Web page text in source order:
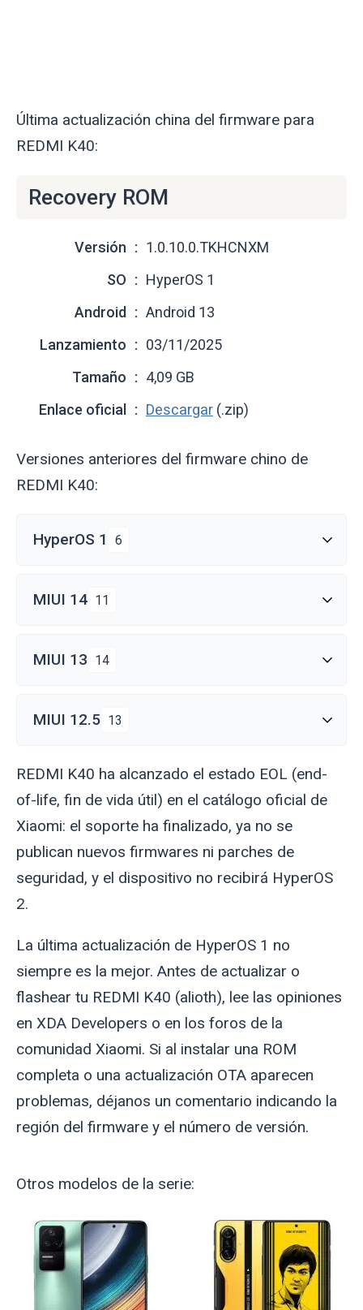
Última actualización china del firmware para
REDMI K40:
Recovery ROM
Versión
1.0.10.0.TKHCNXM
SO
HyperOS 1
Android
Android 13
Lanzamiento
03/11/2025
Tamaño
4,09 GB
Enlace oficial
Descargar (.zip)
Versiones anteriores del firmware chino de
REDMI K40:
HyperOS 1 6
MIUI 14 11
MIUI 13 14
MIUI 12.5 13
REDMI K40 ha alcanzado el estado EOL (end-
of-life, fin de vida útil) en el catálogo oficial de
Xiaomi: el soporte ha finalizado, ya no se
publican nuevos firmwares ni parches de
seguridad, y el dispositivo no recibirá HyperOS
2.
La última actualización de HyperOS 1 no
siempre es la mejor. Antes de actualizar o
flashear tu REDMI K40 (alioth), lee las opiniones
en XDA Developers o en los foros de la
comunidad Xiaomi. Si al instalar una ROM
completa o una actualización OTA aparecen
problemas, déjanos un comentario indicando la
región del firmware y el número de versión.
Otros modelos de la serie: